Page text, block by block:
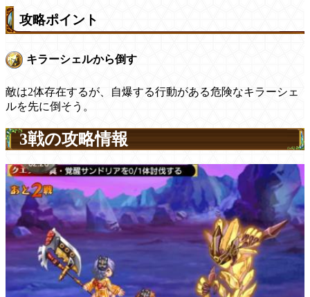
攻略ポイント
キラーシェルから倒す
敵は2体存在するが、自爆する行動がある危険なキラーシェ
ルを先に倒そう。
3戦の攻略情報